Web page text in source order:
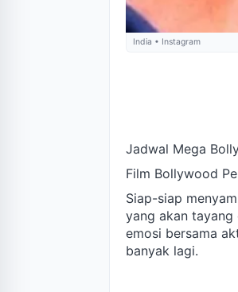
India • Instagram
Jadwal Mega
Film Bollywood
Siap-siap
yang akan tayang
emosi bersama
banyak lagi.